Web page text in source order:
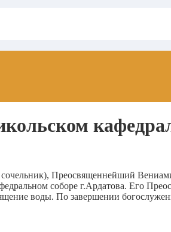
сочельник), Преосвященнейший
соборе г.Ардатова. Его
воды. По завершении